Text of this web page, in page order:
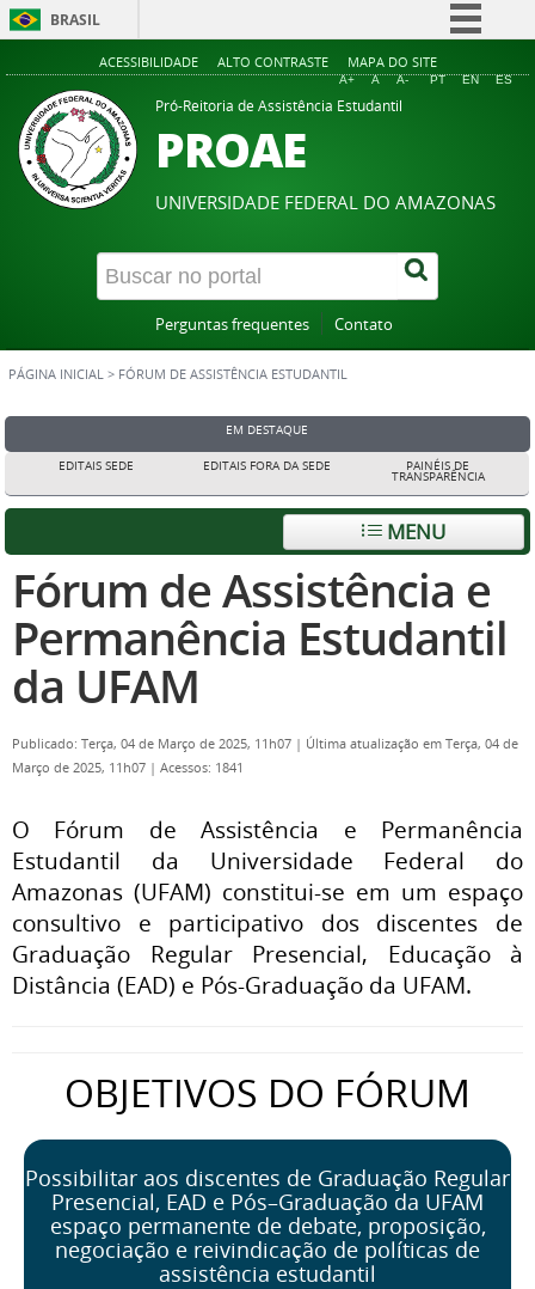
BRASIL
Simplifique!
Comunica BR
Legislação
Canais
ACESSIBILIDADE ALTO CONTRASTE MAPA DO SITE
A+ A A- PT EN ES
Pró-Reitoria de Assistência Estudantil
PROAE
UNIVERSIDADE FEDERAL DO AMAZONAS
Perguntas frequentes Contato
PÁGINA INICIAL > FÓRUM DE ASSISTÊNCIA ESTUDANTIL
EM DESTAQUE
EDITAIS SEDE EDITAIS FORA DA SEDE PAINÉIS DE
TRANSPARÊNCIA
MENU
Fórum de Assistência e
Permanência Estudantil
da UFAM
Publicado: Terça, 04 de Março de 2025, 11h07 | Última atualização em Terça, 04 de
Março de 2025, 11h07 | Acessos: 1841
O Fórum de Assistência e Permanência
Estudantil da Universidade Federal do
Amazonas (UFAM) constitui-se em um espaço
consultivo e participativo dos discentes de
Graduação Regular Presencial, Educação à
Distância (EAD) e Pós-Graduação da UFAM.
OBJETIVOS DO FÓRUM
Possibilitar aos discentes de Graduação Regular
Presencial, EAD e Pós–Graduação da UFAM
espaço permanente de debate, proposição,
negociação e reivindicação de políticas de
assistência estudantil